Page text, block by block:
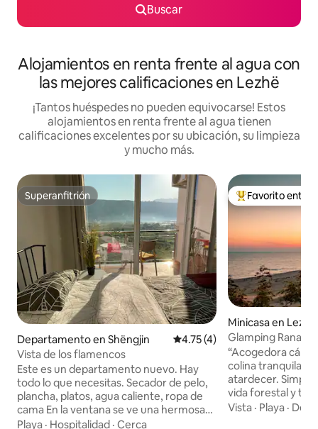
Buscar
Alojamientos en renta frente al agua con
las mejores calificaciones en Lezhë
¡Tantos huéspedes no pueden equivocarse! Estos
alojamientos en renta frente al agua tienen
calificaciones excelentes por su ubicación, su limpieza
y mucho más.
Superanfitrión
Superanfitrión
Departamento en Shëngjin Calificación promedio: 4.75
4.75 (4)
Vista de los flamencos
Este es un departamento nuevo. Hay
todo lo que necesitas. Secador de pelo,
plancha, platos, agua caliente, ropa de
cama En la ventana se ve una hermosa
vista de las montañas y los estuarios. Hay
Playa · Hospitalidad · Cerca
De los mejores
Favorito entre
Minicasa en Lezhë
Glamping Rana e
“Acogedora
colina tranquila
atardecer. Simple, natural, rodeado de
vida forestal y
brisa, escucha a
Vista · Playa ·